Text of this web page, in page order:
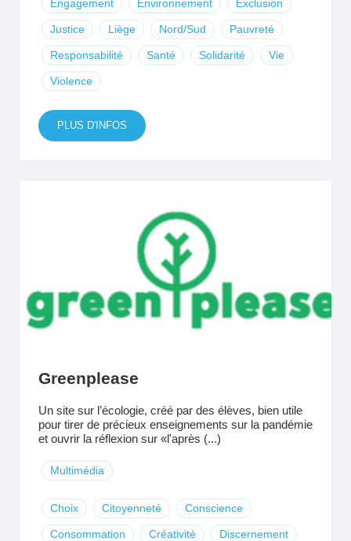
Engagement Environnement Exclusion
Justice Liège Nord/Sud Pauvreté
Responsabilité Santé Solidarité Vie
Violence
PLUS D'INFOS
Greenplease
Un site sur l’écologie, créé par des élèves, bien utile
pour tirer de précieux enseignements sur la pandémie
et ouvrir la réflexion sur «l'après (...)
Multimédia
Choix Citoyenneté Conscience
Consommation Créativité Discernement